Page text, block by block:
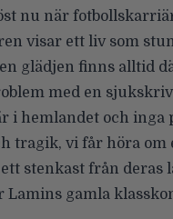
nu när
visar ett liv som
glädjen finns alltid
med en
i hemlandet och inga
tragik, vi får höra om
stenkast från deras
Lamins gamla